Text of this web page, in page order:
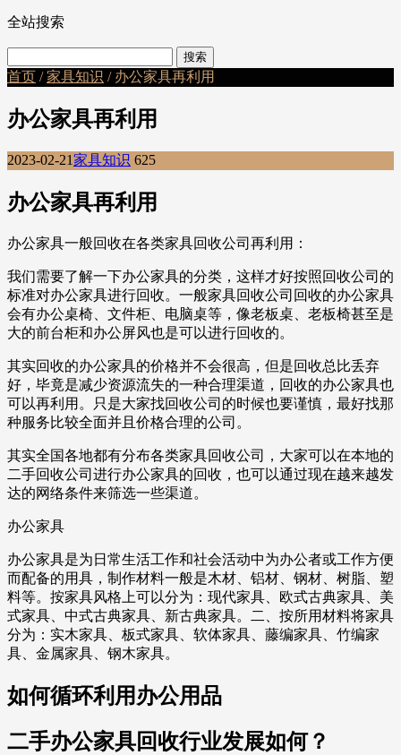
全站搜索
首页 /家具知识 / 办公家具再利用
办公家具再利用
2023-02-21家具知识 625
办公家具再利用
办公家具一般回收在各类家具回收公司再利用：
我们需要了解一下办公家具的分类，这样才好按照回收公司的
标准对办公家具进行回收。一般家具回收公司回收的办公家具
会有办公桌椅、文件柜、电脑桌等，像老板桌、老板椅甚至是
大的前台柜和办公屏风也是可以进行回收的。
其实回收的办公家具的价格并不会很高，但是回收总比丢弃
好，毕竟是减少资源流失的一种合理渠道，回收的办公家具也
可以再利用。只是大家找回收公司的时候也要谨慎，最好找那
种服务比较全面并且价格合理的公司。
其实全国各地都有分布各类家具回收公司，大家可以在本地的
二手回收公司进行办公家具的回收，也可以通过现在越来越发
达的网络条件来筛选一些渠道。
办公家具
办公家具是为日常生活工作和社会活动中为办公者或工作方便
而配备的用具，制作材料一般是木材、铝材、钢材、树脂、塑
料等。按家具风格上可以分为：现代家具、欧式古典家具、美
式家具、中式古典家具、新古典家具。二、按所用材料将家具
分为：实木家具、板式家具、软体家具、藤编家具、竹编家
具、金属家具、钢木家具。
如何循环利用办公用品
二手办公家具回收行业发展如何？